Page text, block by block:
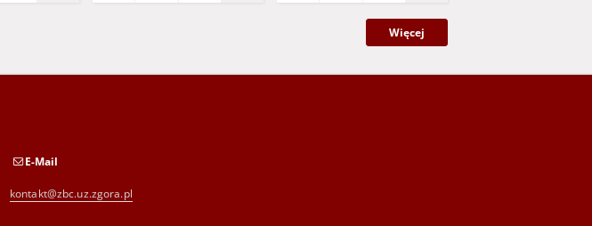
Więcej
E-Mail
kontakt@zbc.uz.zgora.pl